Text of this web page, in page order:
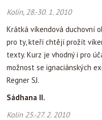
Kolín, 28.-30. 1. 2010
Krátká víkendová duchovní
pro ty, kteří chtějí prožít
texty. Kurz je vhodný i pro
možnost se ignaciánských
Regner SJ.
Sádhana II.
Kolín 25.-27. 2. 2010